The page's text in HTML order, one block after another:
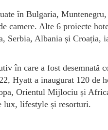
în Bulgaria,
camere. Alte 6 proiecte
Serbia, Albania și Croația,
în care a fost desemnată
Hyatt a inaugurat 120 de
Orientul Mijlociu și
lux, lifestyle și resorturi.